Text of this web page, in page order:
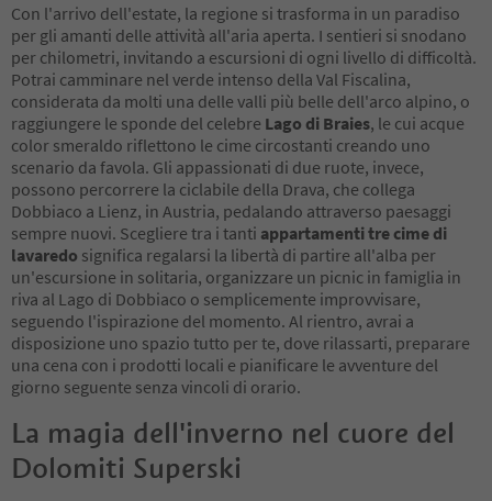
Con l'arrivo dell'estate, la regione si trasforma in un paradiso
per gli amanti delle attività all'aria aperta. I sentieri si snodano
per chilometri, invitando a escursioni di ogni livello di difficoltà.
Potrai camminare nel verde intenso della Val Fiscalina,
considerata da molti una delle valli più belle dell'arco alpino, o
raggiungere le sponde del celebre Lago di Braies, le cui acque
color smeraldo riflettono le cime circostanti creando uno
scenario da favola. Gli appassionati di due ruote, invece,
possono percorrere la ciclabile della Drava, che collega
Dobbiaco a Lienz, in Austria, pedalando attraverso paesaggi
sempre nuovi. Scegliere tra i tanti appartamenti tre cime di
lavaredo significa regalarsi la libertà di partire all'alba per
un'escursione in solitaria, organizzare un picnic in famiglia in
riva al Lago di Dobbiaco o semplicemente improvvisare,
seguendo l'ispirazione del momento. Al rientro, avrai a
disposizione uno spazio tutto per te, dove rilassarti, preparare
una cena con i prodotti locali e pianificare le avventure del
giorno seguente senza vincoli di orario.
La magia dell'inverno nel cuore del
Dolomiti Superski